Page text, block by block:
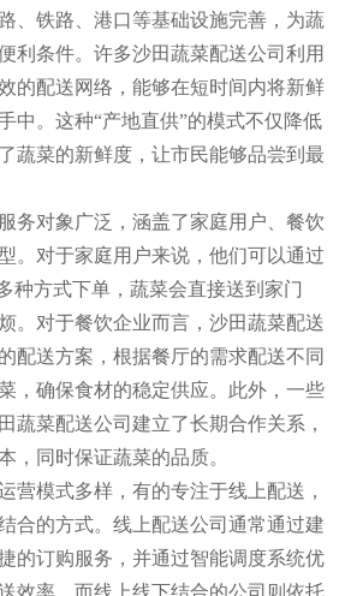
、铁路、港口等基础设施完善，为蔬
利条件。许多沙田蔬菜配送公司利用
的配送网络，能够在短时间内将新鲜
中。这种“产地直供”的模式不仅降低
蔬菜的新鲜度，让市民能够品尝到最
务对象广泛，涵盖了家庭用户、餐饮
。对于家庭用户来说，他们可以通过
种方式下单，蔬菜会直接送到家门
。对于餐饮企业而言，沙田蔬菜配送
配送方案，根据餐厅的需求配送不同
，确保食材的稳定供应。此外，一些
蔬菜配送公司建立了长期合作关系，
，同时保证蔬菜的品质。
营模式多样，有的专注于线上配送，
合的方式。线上配送公司通常通过建
的订购服务，并通过智能调度系统优
效率。而线上线下结合的公司则依托